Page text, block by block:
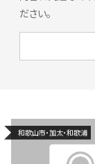
ださい。
和歌山市・加太・和歌浦